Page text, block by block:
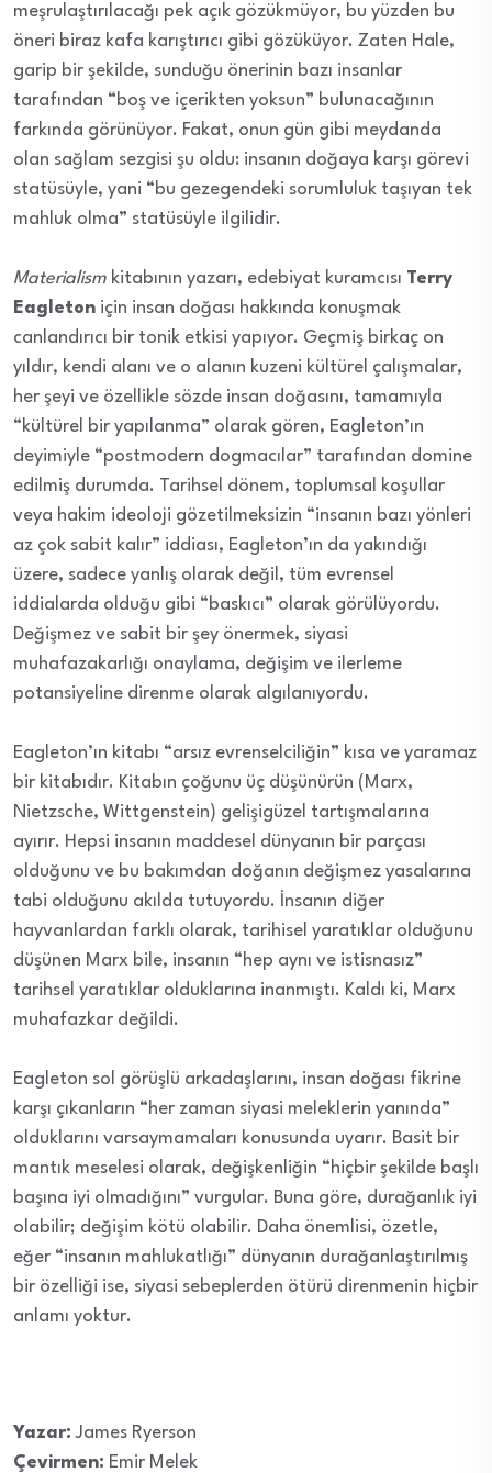
meşrulaştırılacağı pek açık gözükmüyor, bu yüzden bu
öneri biraz kafa karıştırıcı gibi gözüküyor. Zaten Hale,
garip bir şekilde, sunduğu önerinin bazı insanlar
tarafından “boş ve içerikten yoksun” bulunacağının
farkında görünüyor. Fakat, onun gün gibi meydanda
olan sağlam sezgisi şu oldu: insanın doğaya karşı görevi
statüsüyle, yani “bu gezegendeki sorumluluk taşıyan tek
mahluk olma” statüsüyle ilgilidir.
Materialism kitabının yazarı, edebiyat kuramcısı Terry
Eagleton için insan doğası hakkında konuşmak
canlandırıcı bir tonik etkisi yapıyor. Geçmiş birkaç on
yıldır, kendi alanı ve o alanın kuzeni kültürel çalışmalar,
her şeyi ve özellikle sözde insan doğasını, tamamıyla
“kültürel bir yapılanma” olarak gören, Eagleton’ın
deyimiyle “postmodern dogmacılar” tarafından domine
edilmiş durumda. Tarihsel dönem, toplumsal koşullar
veya hakim ideoloji gözetilmeksizin “insanın bazı yönleri
az çok sabit kalır” iddiası, Eagleton’ın da yakındığı
üzere, sadece yanlış olarak değil, tüm evrensel
iddialarda olduğu gibi “baskıcı” olarak görülüyordu.
Değişmez ve sabit bir şey önermek, siyasi
muhafazakarlığı onaylama, değişim ve ilerleme
potansiyeline direnme olarak algılanıyordu.
Eagleton’ın kitabı “arsız evrenselciliğin” kısa ve yaramaz
bir kitabıdır. Kitabın çoğunu üç düşünürün (Marx,
Nietzsche, Wittgenstein) gelişigüzel tartışmalarına
ayırır. Hepsi insanın maddesel dünyanın bir parçası
olduğunu ve bu bakımdan doğanın değişmez yasalarına
tabi olduğunu akılda tutuyordu. İnsanın diğer
hayvanlardan farklı olarak, tarihisel yaratıklar olduğunu
düşünen Marx bile, insanın “hep aynı ve istisnasız”
tarihsel yaratıklar olduklarına inanmıştı. Kaldı ki, Marx
muhafazkar değildi.
Eagleton sol görüşlü arkadaşlarını, insan doğası fikrine
karşı çıkanların “her zaman siyasi meleklerin yanında”
olduklarını varsaymamaları konusunda uyarır. Basit bir
mantık meselesi olarak, değişkenliğin “hiçbir şekilde başlı
başına iyi olmadığını” vurgular. Buna göre, durağanlık iyi
olabilir; değişim kötü olabilir. Daha önemlisi, özetle,
eğer “insanın mahlukatlığı” dünyanın durağanlaştırılmış
bir özelliği ise, siyasi sebeplerden ötürü direnmenin hiçbir
anlamı yoktur.
Yazar: James Ryerson
Çevirmen: Emir Melek